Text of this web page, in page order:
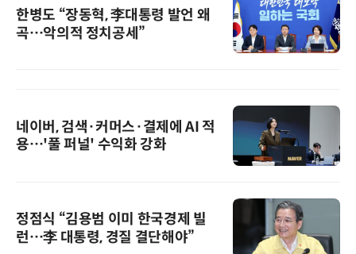
한병도 “장동혁, 李대통령 발언 왜
곡…악의적 정치공세”
네이버, 검색·커머스·결제에 AI 적
용…'풀 퍼널' 수익화 강화
정점식 “김용범 이미 한국경제 빌
런…李 대통령, 경질 결단해야”